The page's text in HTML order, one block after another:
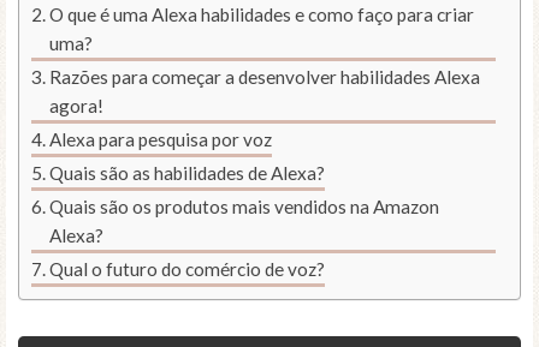
O que é uma Alexa habilidades e como faço para criar
uma?
Razões para começar a desenvolver habilidades Alexa
agora!
Alexa para pesquisa por voz
Quais são as habilidades de Alexa?
Quais são os produtos mais vendidos na Amazon
Alexa?
Qual o futuro do comércio de voz?